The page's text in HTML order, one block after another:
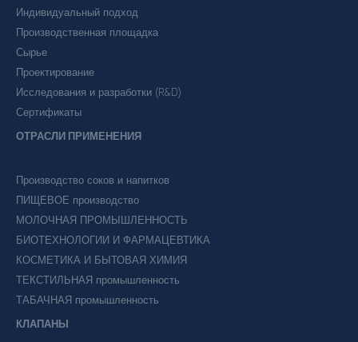
Индивидуальный подход
Производственная площадка
Сырье
Проектирование
Исследования и разработки (R&D)
Сертификаты
ОТРАСЛИ ПРИМЕНЕНИЯ
Производство соков и напитков
ПИЩЕВОЕ производство
МОЛОЧНАЯ ПРОМЫШЛЕННОСТЬ
БИОТЕХНОЛОГИИ И ФАРМАЦЕВТИКА
КОСМЕТИКА И БЫТОВАЯ ХИМИЯ
ТЕКСТИЛЬНАЯ промышленность
ТАБАЧНАЯ промышленность
КЛАПАНЫ